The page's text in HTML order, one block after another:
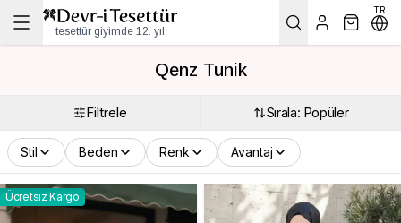
tesettür giyimde 12. yıl
TR
Qenz Tunik
Filtrele Sırala: Popüler
Stil Beden Renk Avantaj
Ücretsiz Kargo